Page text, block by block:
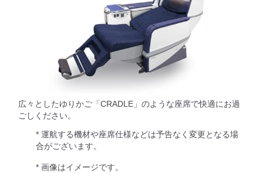
広々としたゆりかご「CRADLE」のような座席で快適にお過
ごしください。
* 運航する機材や座席仕様などは予告なく変更となる場
合がございます。
* 画像はイメージです。